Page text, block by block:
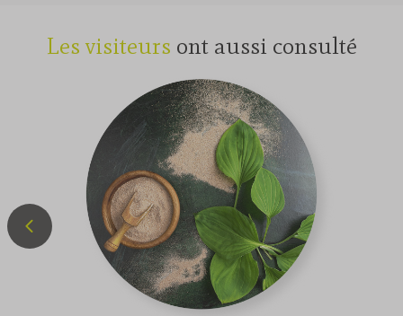
Les visiteurs ont aussi consulté